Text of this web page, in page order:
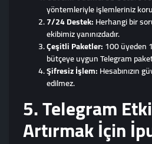
yöntemleriyle işlemleriniz
7/24 Destek:Herhangi bir
ekibimiz yanınızdadır.
Çeşitli Paketler:100 üyeden
bütçeye uygun Telegram
Şifresiz İşlem:Hesabınızın
edilmez.
5. Telegram
Artırmak İçin